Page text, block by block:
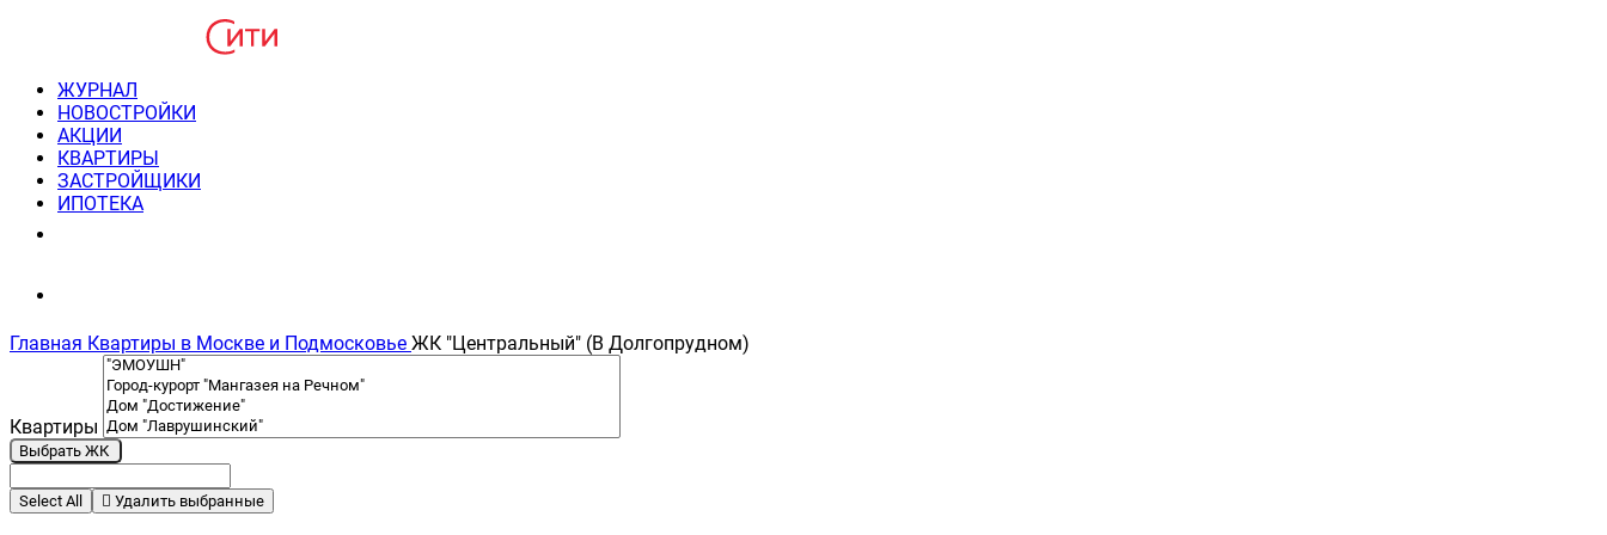
ЖУРНАЛ
НОВОСТРОЙКИ
АКЦИИ
КВАРТИРЫ
ЗАСТРОЙЩИКИ
ИПОТЕКА
Главная Квартиры в Москве и Подмосковье ЖК "Центральный" (В Долгопрудном)
Квартиры
Выбрать ЖК
Select All Удалить выбранные